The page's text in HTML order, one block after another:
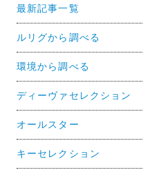
最新記事一覧
ルリグから調べる
環境から調べる
ディーヴァセレクション
オールスター
キーセレクション